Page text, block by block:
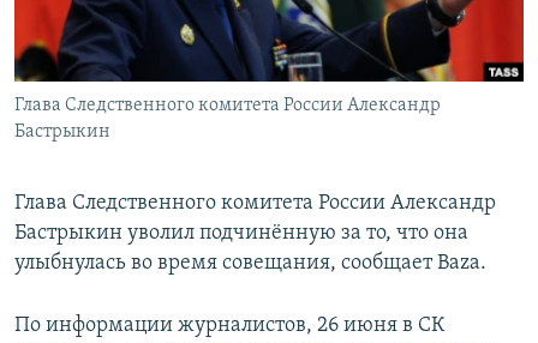
СОЦИАЛЬНЫЕ СЕТИ
Глава Следственного комитета России Александр
Бастрыкин
Глава Следственного комитета России Александр
Бастрыкин уволил подчинённую за то, что она
улыбнулась во время совещания, сообщает Baza.
По информации журналистов, 26 июня в СК